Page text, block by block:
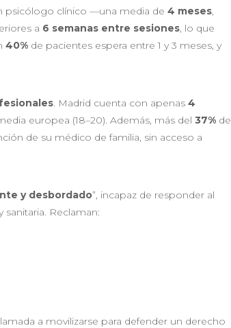
psicólogo clínico —una media de 4 meses,
a 6 semanas entre sesiones, lo que
40% de pacientes espera entre 1 y 3 meses, y
. Madrid cuenta con apenas 4
europea (18–20). Además, más del 37% de
de su médico de familia, sin acceso a
y desbordado”, incapaz de responder al
Reclaman:
a movilizarse para defender un derecho